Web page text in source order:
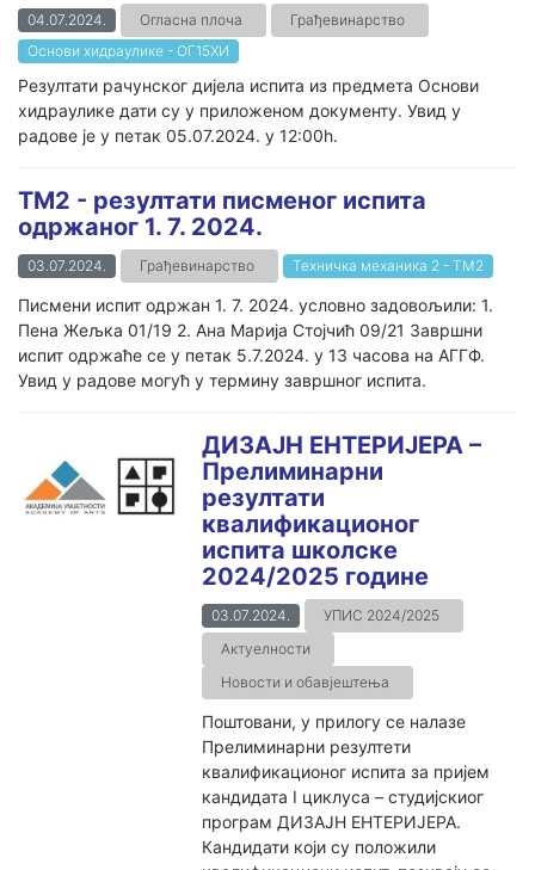
04.07.2024. Огласна плоча
Грађевинарство
Основи хидраулике - ОГ15ХИ
Резултати рачунског дијела испита из предмета Основи
хидраулике дати су у приложеном документу. Увид у
радове је у петак 05.07.2024. у 12:00h.
ТМ2 - резултати писменог испита
одржаног 1. 7. 2024.
03.07.2024. Грађевинарство Техничка механика 2 - ТМ2
Писмени испит одржан 1. 7. 2024. условно задовољили: 1.
Пена Жељка 01/19 2. Ана Марија Стојчић 09/21 Завршни
испит одржаће се у петак 5.7.2024. у 13 часова на АГГФ.
Увид у радове могућ у термину завршног испита.
ДИЗАЈН ЕНТЕРИЈЕРА –
Прелиминарни
резултати
квалификационог
испита школске
2024/2025 године
03.07.2024.
УПИС 2024/2025
Актуелности
Новости и обавјештења
Поштовани, у прилогу се налазе
Прелиминарни резултети
квалификационог испита за пријем
кандидата I циклуса – студијскиог
програм ДИЗАЈН ЕНТЕРИЈЕРА.
Кандидати који су положили